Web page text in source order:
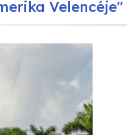
Velencéje"